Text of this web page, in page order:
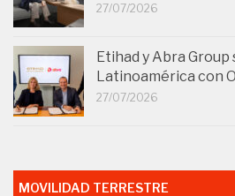
27/07/2026
Etihad y Abra
Latinoamérica con
27/07/2026
MOVILIDAD TERRESTRE